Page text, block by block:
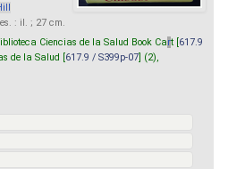
: il. ; 27 cm.
Ciencias de la Salud Book Cart [ 617.9
de la Salud [ 617.9 / S399p-07 ] (2),